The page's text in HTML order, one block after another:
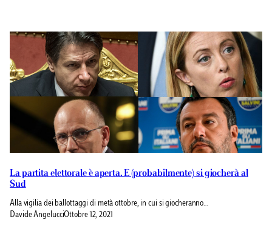
La partita elettorale è aperta. E (probabilmente) si giocherà al
Sud
Alla vigilia dei ballottaggi di metà ottobre, in cui si giocheranno…
Davide AngelucciOttobre 12, 2021